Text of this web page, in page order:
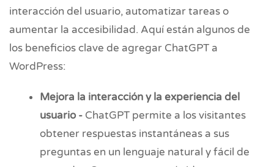
interacción del usuario, automatizar tareas o
aumentar la accesibilidad. Aquí están algunos de
los beneficios clave de agregar ChatGPT a
WordPress:
Mejora la interacción y la experiencia del
usuario - ChatGPT permite a los visitantes
obtener respuestas instantáneas a sus
preguntas en un lenguaje natural y fácil de